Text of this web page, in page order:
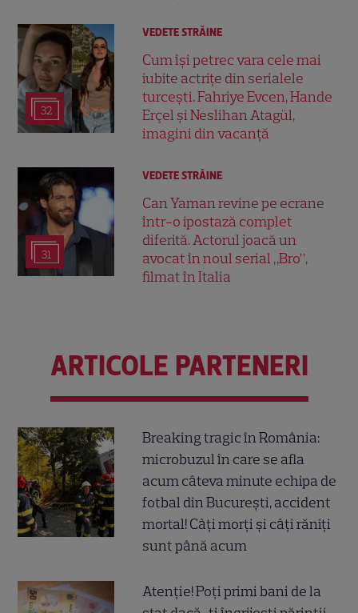
32
VEDETE STRĂINE
Cum își petrec vara cele mai
iubite actrițe din serialele
turcești. Fahriye Evcen, Hande
Erçel și Neslihan Atagül,
imagini din vacanță
31
VEDETE STRĂINE
Can Yaman revine pe ecrane
într-o ipostază complet
diferită. Actorul joacă un
avocat în noul serial „Bro”,
filmat în Italia
ARTICOLE PARTENERI
Breaking tragic în România:
microbuzul în care se afla
acum câteva minute echipa de
fotbal din București, accident
mortal! Câți morți și câți răniți
sunt până acum
Atenție! Poți primi bani de la